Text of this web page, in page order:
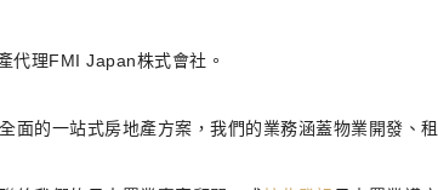
代理FMI Japan株式會社。
的一站式房地產方案，我們的業務涵蓋物業開發、